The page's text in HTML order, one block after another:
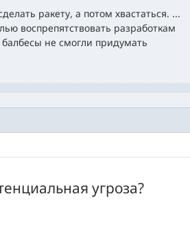
ракету, а потом хвастаться. ...
воспрепятствовать разработкам
не смогли придумать
угроза?